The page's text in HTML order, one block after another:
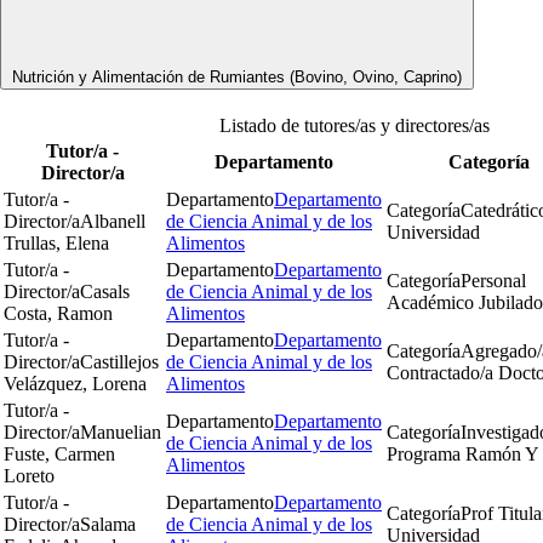
Nutrición y Alimentación de Rumiantes (Bovino, Ovino, Caprino)
Listado de tutores/as y directores/as
Tutor/a -
Director/a
Departamento
Categoría
Tutor/a -
Director/aAlbanell
Trullas, Elena
DepartamentoDepartamento
de Ciencia Animal y de los
Alimentos
Categoría
Universidad
Tutor/a -
Director/aCasals
Costa, Ramon
DepartamentoDepartamento
de Ciencia Animal y de los
Alimentos
CategoríaPersonal
Académico Jubilado
Tutor/a -
Director/aCastillejos
Velázquez, Lorena
DepartamentoDepartamento
de Ciencia Animal y de los
Alimentos
Categoría
Contractado/a
Tutor/a -
Director/aManuelian
Fuste, Carmen
Loreto
DepartamentoDepartamento
de Ciencia Animal y de los
Alimentos
Categoría
Programa Ramón Y
Tutor/a -
Director/aSalama
DepartamentoDepartamento
de Ciencia Animal y de los
CategoríaProf
Universidad